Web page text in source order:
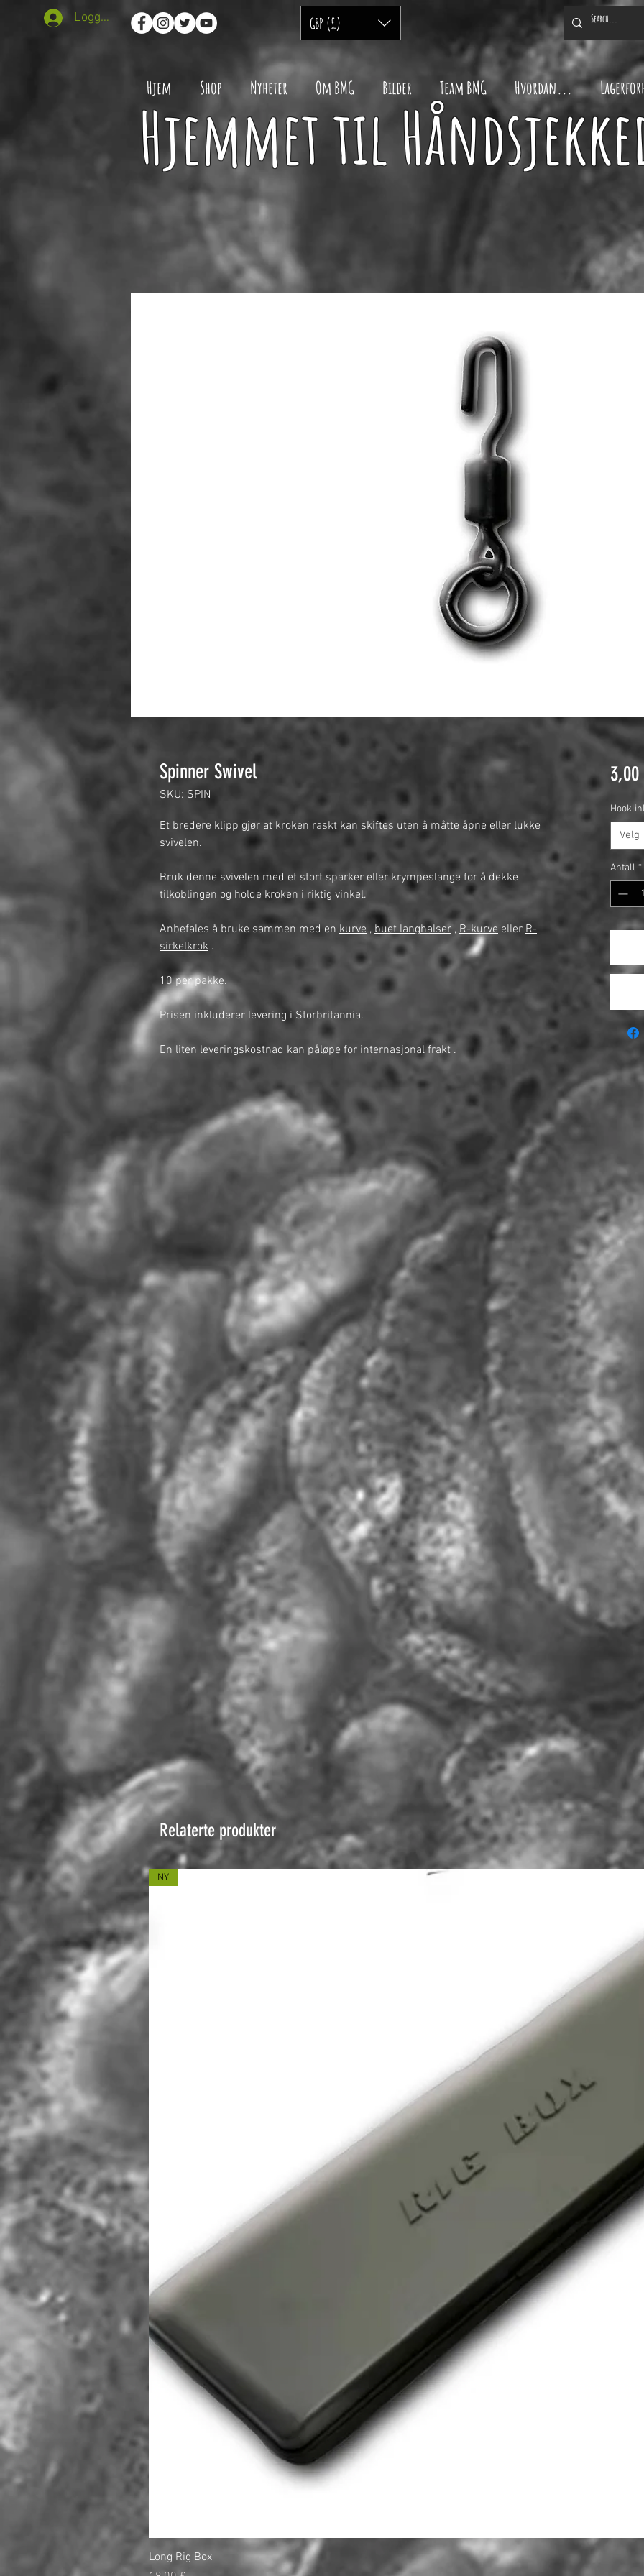
Logg inn
Hjem Shop Nyheter Om BMG Bilder Team BMG Hvordan...
GBP (£)
Hjemmet til
Spinner Swivel
SKU: SPIN
Et bredere klipp gjør at kroken raskt kan skiftes uten å måtte åpne eller lukke
svivelen.
Bruk denne svivelen med et stort sparker eller krympeslange for å dekke
tilkoblingen og holde kroken i riktig vinkel.
Anbefales å bruke sammen med en kurve , buet langhalser , R-kurve eller R-
sirkelkrok .
10 per pakke.
Prisen inkluderer levering i Storbritannia.
En liten leveringskostnad kan påløpe for internasjonal frakt .
3,00
Velg
Antall *
Relaterte produkter
Hurtigvisning
NY
Long Rig Box